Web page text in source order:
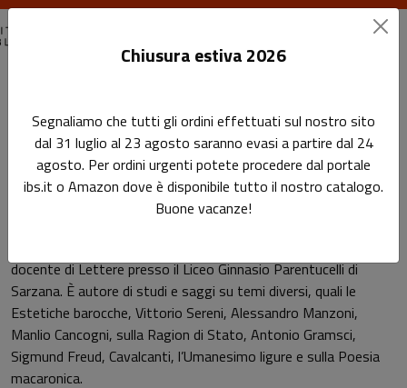
Lorenzo Vincenzi
Pagina di Lorenzo Vincenzi
docente di Lettere presso il Liceo Ginnasio Parentucelli di
Sarzana. È autore di studi e saggi su temi diversi, quali le
Estetiche barocche, Vittorio Sereni, Alessandro Manzoni,
Manlio Cancogni, sulla Ragion di Stato, Antonio Gramsci,
Sigmund Freud, Cavalcanti, l’Umanesimo ligure e sulla Poesia
macaronica.
Chiusura estiva 2026
Segnaliamo che tutti gli ordini effettuati sul nostro sito
dal 31 luglio al 23 agosto saranno evasi a partire dal 24
agosto. Per ordini urgenti potete procedere dal portale
ibs.it o Amazon dove è disponibile tutto il nostro catalogo.
Buone vacanze!